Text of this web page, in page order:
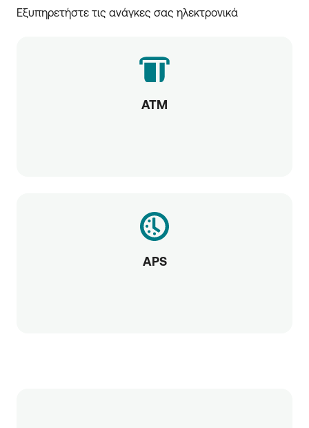
Εξυπηρετήστε τις ανάγκες σας ηλεκτρονικά
ATM
APS